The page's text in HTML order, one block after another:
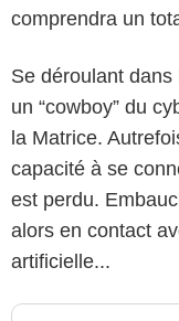
comprendra un
Se déroulant
un “cowboy” du
la Matrice.
capacité à se
est perdu.
alors en contact
artificielle...